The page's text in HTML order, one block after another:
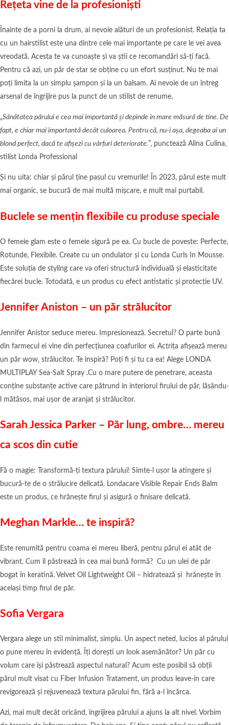
Rețeta vine de la profesioniști
Înainte de a porni la drum, ai nevoie alături de un profesionist. Relația ta
cu un hairstilist este una dintre cele mai importante pe care le vei avea
vreodată. Acesta te va cunoaște și va știi ce recomandări să-ți facă.
Pentru că azi, un păr de star se obține cu un efort susținut. Nu te mai
poți limita la un simplu șampon și la un balsam. Ai nevoie de un întreg
arsenal de îngrijire pus la punct de un stilist de renume.
„Sănătatea părului e cea mai importantă și depinde în mare măsură de tine. De
fapt, e chiar mai importantă decât culoarea. Pentru că, nu-i așa, degeaba ai un
blond perfect, dacă te afișezi cu vârfuri deteriorate.”, punctează Alina Culina,
stilist Londa Professional
Și nu uita: chiar și părul ține pasul cu vremurile! În 2023, părul este mult
mai organic, se bucură de mai multă mișcare, e mult mai purtabil.
Buclele se mențin flexibile cu produse speciale
O femeie glam este o femeie sigură pe ea. Cu bucle de poveste: Perfecte,
Rotunde, Flexibile. Create cu un ondulator și cu Londa Curls In Mousse.
Este soluția de styling care va oferi structură individuală și elasticitate
fiecărei bucle. Totodată, e un produs cu efect antistatic și protecție UV.
Jennifer Aniston – un păr strălucitor
Jennifer Anistor seduce mereu. Impresionează. Secretul? O parte bună
din farmecul ei vine din perfecțiunea coafurilor ei. Actrița afișează mereu
un păr wow, strălucitor. Te inspiră? Poți fi și tu ca ea! Alege LONDA
MULTIPLAY Sea-Salt Spray .Cu o mare putere de penetrare, aceasta
conține substanțe active care pătrund in interiorul firului de păr, lăsându-
l mătăsos, mai ușor de aranjat și strălucitor.
Sarah Jessica Parker – Păr lung, ombre… mereu
ca scos din cutie
Fă o magie: Transformă-ți textura părului! Simte-l ușor la atingere și
bucură-te de o strălucire delicată. Londacare Visible Repair Ends Balm
este un produs, ce hrănește firul și asigură o finisare delicată.
Meghan Markle… te inspiră?
Este renumită pentru coama ei mereu liberă, pentru părul ei atât de
vibrant. Cum îl păstrează în cea mai bună formă? Cu un ulei de păr
bogat în keratină. Velvet Oil Lightweight Oil – hidratează și hrănește în
același timp firul de păr.
Sofia Vergara
Vergara alege un stil minimalist, simplu. Un aspect neted, lucios al părului
o pune mereu în evidență. Îți dorești un look asemănător? Un păr cu
volum care își păstrează aspectul natural? Acum este posibil să obții
părul mult visat cu Fiber Infusion Tratament, un produs leave-in care
revigorează și rejuvenează textura părului fin, fără a-l încărca.
Azi, mai mult decât oricând, îngrijirea părului a ajuns la alt nivel. Vorbim